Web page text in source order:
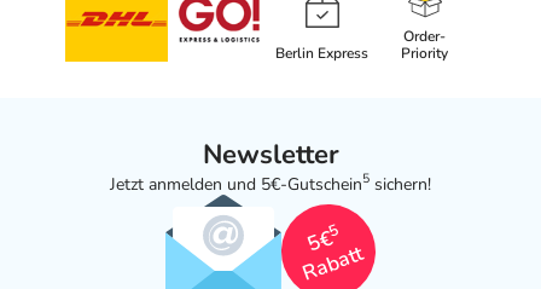
Berlin Express
Order-
Priority
Newsletter
Jetzt anmelden und 5€-Gutschein5 sichern!
5€
5
Rabatt